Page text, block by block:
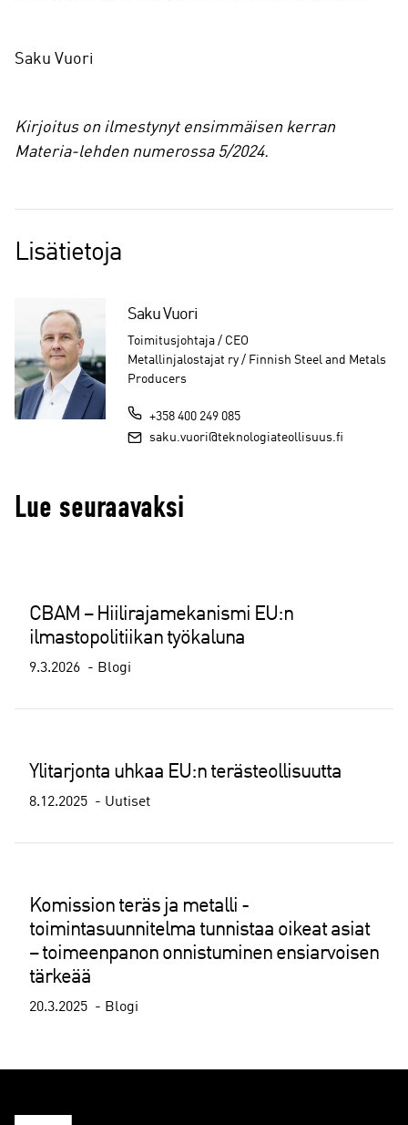
Saku Vuori
Kirjoitus on ilmestynyt ensimmäisen kerran
Materia-lehden numerossa 5/2024.
Lisätietoja
Saku Vuori
Toimitusjohtaja / CEO
Metallinjalostajat ry / Finnish Steel and Metals
Producers
+358 400 249 085
saku.vuori@teknologiateollisuus.fi
Lue seuraavaksi
CBAM – Hiilirajamekanismi EU:n
ilmastopolitiikan työkaluna
9.3.2026 Blogi
Ylitarjonta uhkaa EU:n terästeollisuutta
8.12.2025 Uutiset
Komission teräs ja metalli -
toimintasuunnitelma tunnistaa oikeat asiat
– toimeenpanon onnistuminen ensiarvoisen
tärkeää
20.3.2025 Blogi